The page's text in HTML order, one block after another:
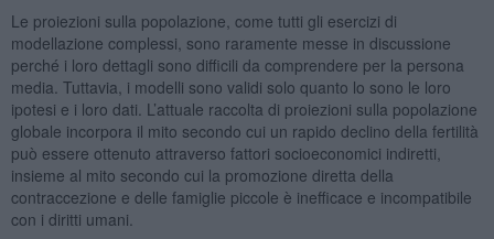
Le proiezioni sulla popolazione, come tutti gli esercizi di
modellazione complessi, sono raramente messe in discussione
perché i loro dettagli sono difficili da comprendere per la persona
media. Tuttavia, i modelli sono validi solo quanto lo sono le loro
ipotesi e i loro dati. L’attuale raccolta di proiezioni sulla popolazione
globale incorpora il mito secondo cui un rapido declino della fertilità
può essere ottenuto attraverso fattori socioeconomici indiretti,
insieme al mito secondo cui la promozione diretta della
contraccezione e delle famiglie piccole è inefficace e incompatibile
con i diritti umani.